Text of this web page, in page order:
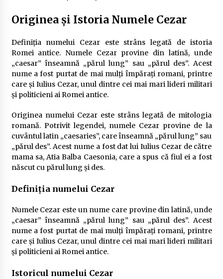
Cotele Dunării: Monitorizare și Prognoze
Hidrologice prin DanubeAlert.com
Originea și Istoria Numele Cezar
Definiția numelui Cezar este strâns legată de istoria
Romei antice. Numele Cezar provine din latină, unde
„caesar” înseamnă „părul lung” sau „părul des”. Acest
nume a fost purtat de mai mulți împărați romani, printre
care și Iulius Cezar, unul dintre cei mai mari lideri militari
și politicieni ai Romei antice.
Originea numelui Cezar este strâns legată de mitologia
romană. Potrivit legendei, numele Cezar provine de la
cuvântul latin „caesaries”, care înseamnă „părul lung” sau
„părul des”. Acest nume a fost dat lui Iulius Cezar de către
mama sa, Atia Balba Caesonia, care a spus că fiul ei a fost
născut cu părul lung și des.
Definiția numelui Cezar
Numele Cezar este un nume care provine din latină, unde
„caesar” înseamnă „părul lung” sau „părul des”. Acest
nume a fost purtat de mai mulți împărați romani, printre
care și Iulius Cezar, unul dintre cei mai mari lideri militari
și politicieni ai Romei antice.
Istoricul numelui Cezar